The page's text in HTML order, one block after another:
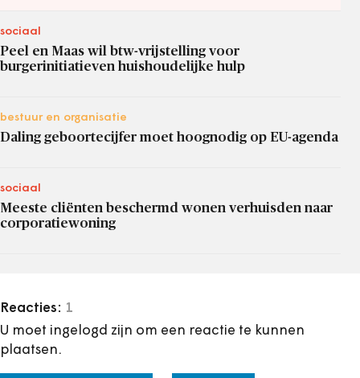
sociaal
Peel en Maas wil btw-vrijstelling voor
burgerinitiatieven huishoudelijke hulp
bestuur en organisatie
Daling geboortecijfer moet hoognodig op EU-agenda
sociaal
Meeste cliënten beschermd wonen verhuisden naar
corporatiewoning
Reacties: 1
U moet ingelogd zijn om een reactie te kunnen
plaatsen.